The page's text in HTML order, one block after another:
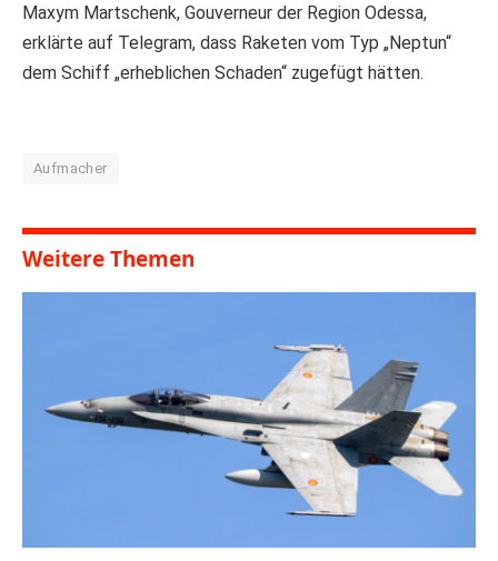
Maxym Martschenk, Gouverneur der Region Odessa,
erklärte auf Telegram, dass Raketen vom Typ „Neptun“
dem Schiff „erheblichen Schaden“ zugefügt hätten.
Aufmacher
Weitere Themen